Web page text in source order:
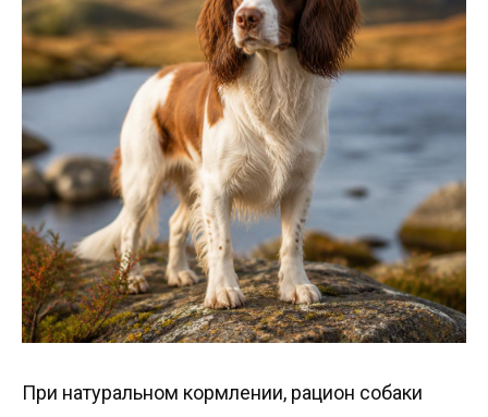
При натуральном кормлении, рацион собаки